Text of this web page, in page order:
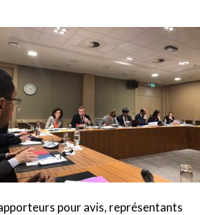
pour avis, représentants